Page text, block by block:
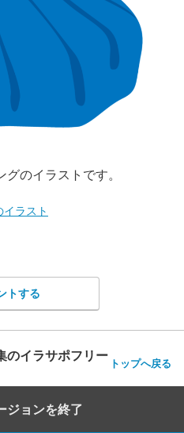
のイラストです。
ラスト
トする
のイラサポフリー トップへ戻る
ジョンを終了